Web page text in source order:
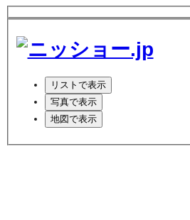
リスト で表示
写真で表示
地図で表示